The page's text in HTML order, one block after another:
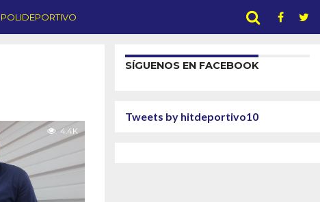
POLIDEPORTIVO
4.4K
SÍGUENOS EN FACEBOOK
Tweets by hitdeportivo10